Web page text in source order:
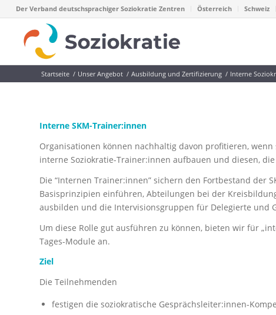
Der Verband deutschsprachiger Soziokratie Zentren Österreich Schweiz
Startseite / Unser Angebot / Ausbildung und Zertifizierung / Interne
Interne SKM-Trainer:innen
Organisationen können nachhaltig davon profitieren,
interne Soziokratie-Trainer:innen aufbauen und diesen,
Die “Internen Trainer:innen” sichern den Fortbestand der
Basisprinzipien einführen, Abteilungen bei der
ausbilden und die Intervisionsgruppen für Delegierte und
Um diese Rolle gut ausführen zu können, bieten wir für
Tages-Module an.
Ziel
Die Teilnehmenden
festigen die soziokratische Gesprächsleiter:innen-